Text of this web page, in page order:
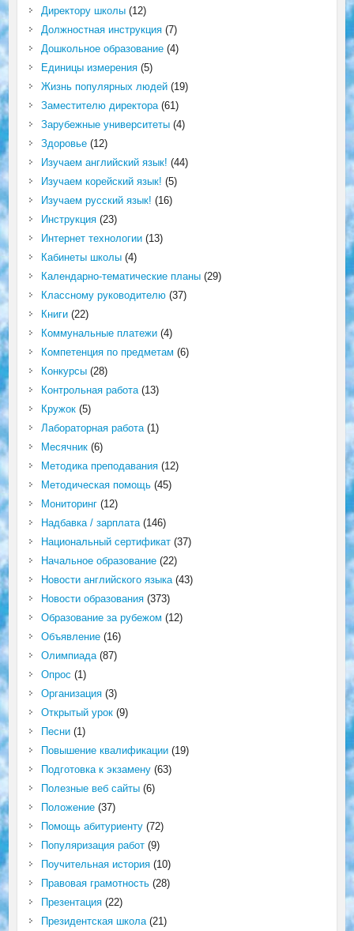
Директору школы(12)
Должностная инструкция(7)
Дошкольное образование(4)
Единицы измерения(5)
Жизнь популярных людей(19)
Заместителю директора(61)
Зарубежные университеты(4)
Здоровье(12)
Изучаем английский язык! (44)
Изучаем корейский язык! (5)
Изучаем русский язык! (16)
Инструкция(23)
Интернет технологии(13)
Кабинеты школы(4)
Календарно-тематические планы(29)
Классному руководителю(37)
Книги(22)
Коммунальные платежи(4)
Компетенция по предметам (6)
Конкурсы(28)
Контрольная работа(13)
Кружок(5)
Лабораторная работа(1)
Месячник(6)
Методика преподавания(12)
Методическая помощь(45)
Мониторинг(12)
Надбавка / зарплата(146)
Национальный сертификат(37)
Начальное образование(22)
Новости английского языка(43)
Новости образования(373)
Образование за рубежом (12)
Объявление(16)
Олимпиада(87)
Опрос (1)
Организация(3)
Открытый урок(9)
Песни(1)
Повышение квалификации(19)
Подготовка к экзамену(63)
Полезные веб сайты(6)
Положение(37)
Помощь абитуриенту(72)
Популяризация работ(9)
Поучительная история(10)
Правовая грамотность(28)
Презентация(22)
Президентская школа(21)